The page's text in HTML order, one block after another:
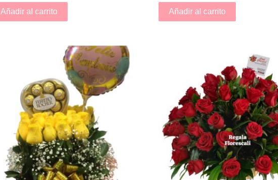
Añadir al carrito Añadir al carrito